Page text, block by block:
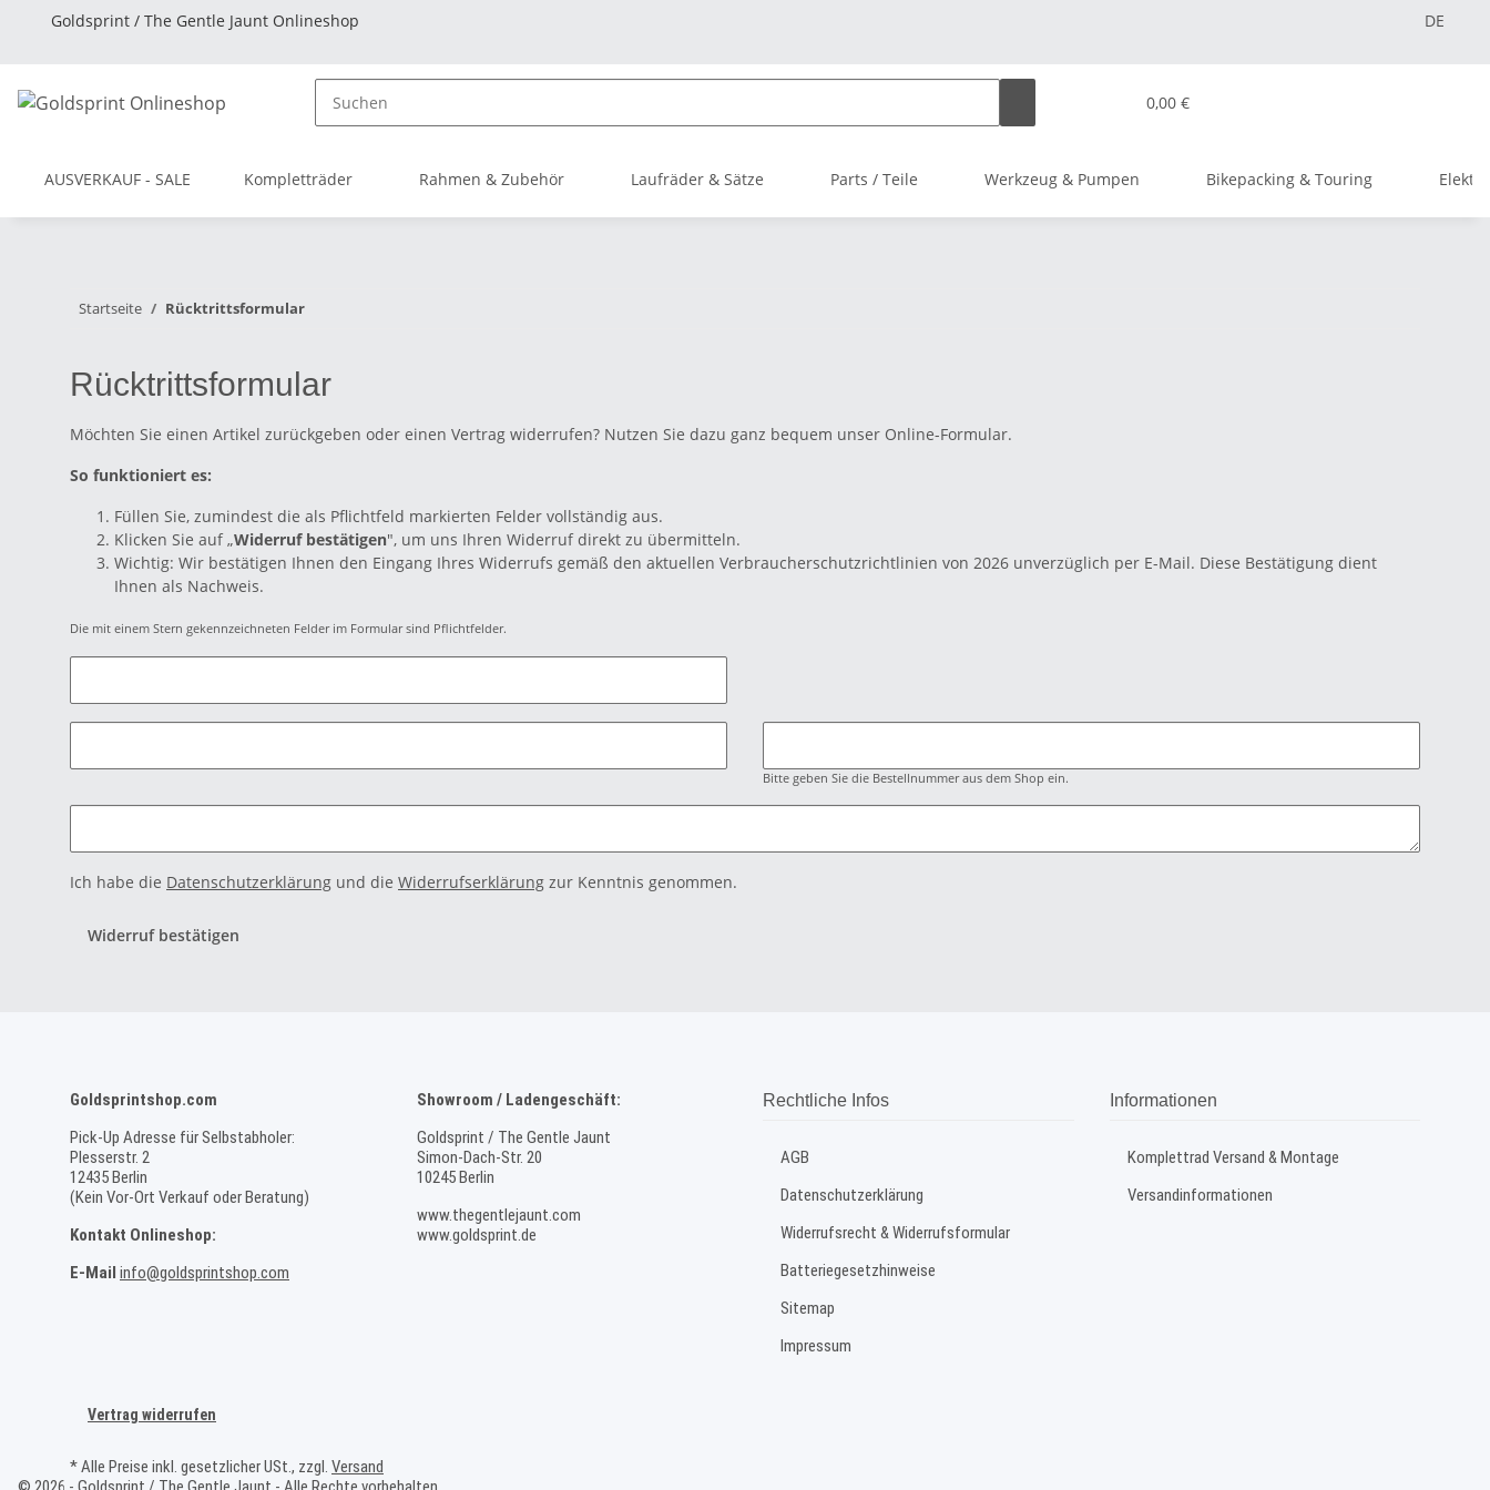
DE
Goldsprint / The Gentle Jaunt Onlineshop
0,00 €
AUSVERKAUF - SALE Kompletträder Rahmen & Zubehör Laufräder & Sätze Parts / Teile Werkzeug & Pumpen Bikepacking & Touring
Startseite Rücktrittsformular
Rücktrittsformular
Möchten Sie einen Artikel zurückgeben oder einen Vertrag widerrufen? Nutzen Sie dazu ganz bequem unser Online-Formular.
So funktioniert es:
Füllen Sie, zumindest die als Pflichtfeld markierten Felder vollständig aus.
Klicken Sie auf „Widerruf bestätigen", um uns Ihren Widerruf direkt zu übermitteln.
Wichtig: Wir bestätigen Ihnen den Eingang Ihres Widerrufs gemäß den aktuellen Verbraucherschutzrichtlinien von 2026 unverzüglich per E-Mail. Diese Bestätigung dient
Ihnen als Nachweis.
Die mit einem Stern gekennzeichneten Felder im Formular sind Pflichtfelder.
Bitte geben Sie die Bestellnummer aus dem Shop ein.
Ich habe die Datenschutzerklärung und die Widerrufserklärung zur Kenntnis genommen.
Widerruf bestätigen
Goldsprintshop.com
Pick-Up Adresse für Selbstabholer:
Plesserstr. 2
12435 Berlin
(Kein Vor-Ort Verkauf oder Beratung)
Kontakt Onlineshop:
E-Mail info@goldsprintshop.com
Showroom / Ladengeschäft:
Goldsprint / The Gentle Jaunt
Simon-Dach-Str. 20
10245 Berlin
www.thegentlejaunt.com
www.goldsprint.de
Rechtliche Infos
AGB
Datenschutzerklärung
Widerrufsrecht & Widerrufsformular
Batteriegesetzhinweise
Sitemap
Impressum
Informationen
Komplettrad Versand & Montage
Versandinformationen
Vertrag widerrufen
* Alle Preise inkl. gesetzlicher USt., zzgl. Versand